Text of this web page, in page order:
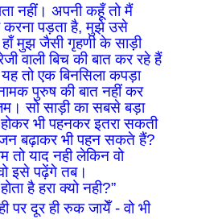
नहीं। अपनी कहूँ तो मैं
करना पड़ता है, मुझे उसे
मुझ जैसी गृहणी के साड़ी
वाली बिच की बात कर रहे हैं
यह तो एक बिनसिला कपड़ा
पुरुष की बात नहीं कर
सो साड़ी का सबसे बड़ा
भी पहनकर इतरा सकती
बढ़ाकर भी पहन सकते हैं?
तो याद नही लेकिन वो
इसे पढ़ेंगे तब।
है हरा क्यो नही?”
पर दूर ही रुक जायेँ - वो भी